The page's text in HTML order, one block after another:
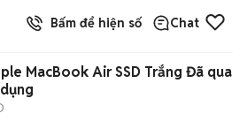
Bấm để hiện số Chat
MacBook Air SSD Trắng Đã qua